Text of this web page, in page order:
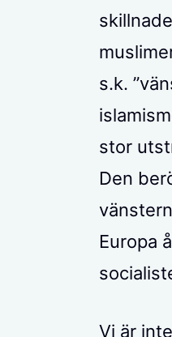
s.k.
stor
Den
Europa
Vi är